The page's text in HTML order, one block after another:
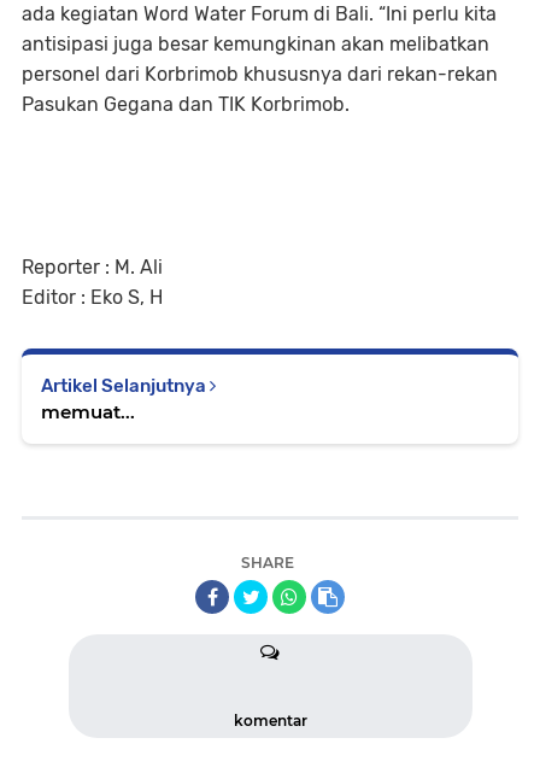
ada kegiatan Word Water Forum di Bali. “Ini perlu kita
antisipasi juga besar kemungkinan akan melibatkan
personel dari Korbrimob khususnya dari rekan-rekan
Pasukan Gegana dan TIK Korbrimob.
Reporter : M. Ali
Editor : Eko S, H
Artikel Selanjutnya
memuat...
SHARE
komentar